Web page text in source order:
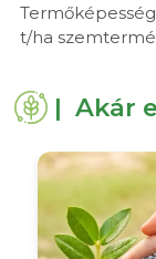
t/ha
| Akár